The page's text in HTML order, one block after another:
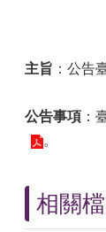
主旨 ：公告
公告事項 ：
。
相關